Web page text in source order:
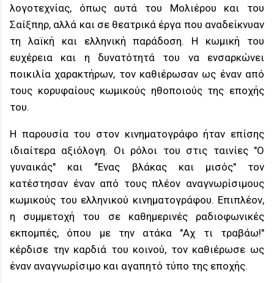
λογοτεχνίας, όπως αυτά του Μολιέρου και του
Σαίξπηρ, αλλά και σε θεατρικά έργα που αναδείκνυαν
τη λαϊκή και ελληνική παράδοση. Η κωμική του
ευχέρεια και η δυνατότητά του να ενσαρκώνει
ποικιλία χαρακτήρων, τον καθιέρωσαν ως έναν από
τους κορυφαίους κωμικούς ηθοποιούς της εποχής
του.
Η παρουσία του στον κινηματογράφο ήταν επίσης
ιδιαίτερα αξιόλογη. Οι ρόλοι του στις ταινίες "Ο
γυναικάς" και "Ένας βλάκας και μισός" τον
κατέστησαν έναν από τους πλέον αναγνωρίσιμους
κωμικούς του ελληνικού κινηματογράφου. Επιπλέον,
η συμμετοχή του σε καθημερινές ραδιοφωνικές
εκπομπές, όπου με την ατάκα "Αχ τι τραβάω!"
κέρδισε την καρδιά του κοινού, τον καθιέρωσε ως
έναν αναγνωρίσιμο και αγαπητό τύπο της εποχής.